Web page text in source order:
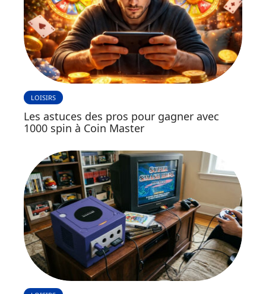
LOISIRS
Les astuces des pros pour gagner avec
1000 spin à Coin Master